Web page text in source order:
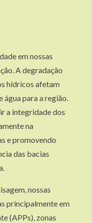
em nossas
A degradação
hídricos afetam
para a região.
a integridade dos
na
e promovendo
das bacias
nossas
principalmente em
(APPs), zonas